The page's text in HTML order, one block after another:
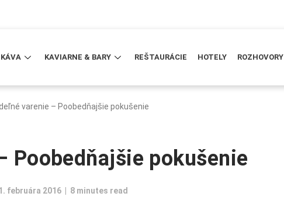
KÁVA KAVIARNE & BARY REŠTAURÁCIE HOTELY ROZHOVORY
varenie – Poobedňajšie pokušenie
Poobedňajšie pokušenie
februára 2016 8 minutes read